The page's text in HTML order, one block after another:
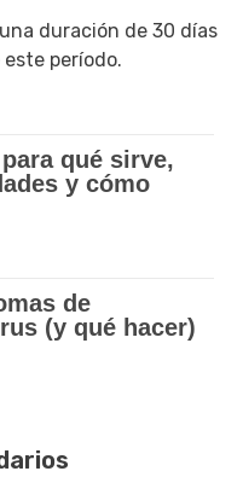
duración de 30 días
período.